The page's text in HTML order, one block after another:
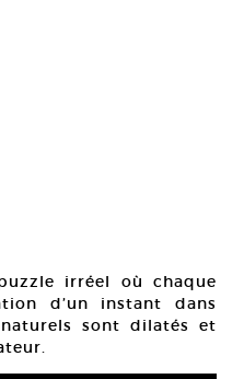
irréel où chaque
d’un instant dans
sont dilatés et